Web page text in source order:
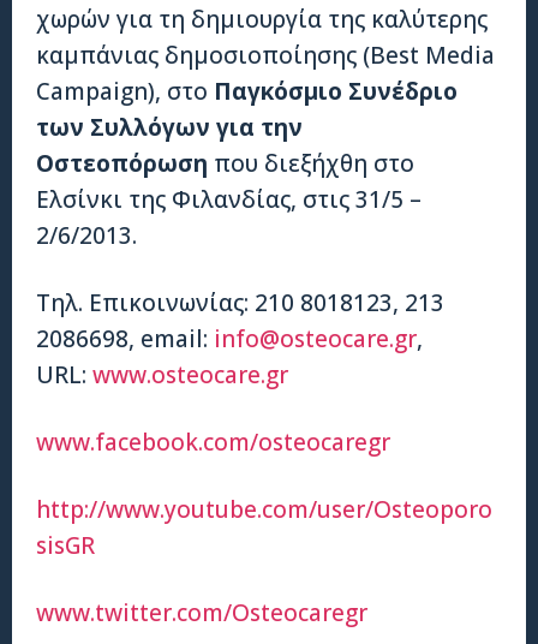
χωρών για τη δημιουργία της καλύτερης
καμπάνιας δημοσιοποίησης (Best Media
Campaign), στο Παγκόσμιο Συνέδριο
των Συλλόγων για την
Οστεοπόρωση που διεξήχθη στο
Ελσίνκι της Φιλανδίας, στις 31/5 –
2/6/2013.
Τηλ. Επικοινωνίας: 210 8018123, 213
2086698, email: info@osteocare.gr,
URL: www.osteocare.gr
www.facebook.com/osteocaregr
http://www.youtube.com/user/Osteoporo
sisGR
www.twitter.com/Osteocaregr